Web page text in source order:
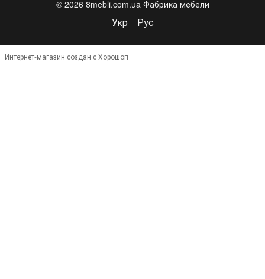
© 2026 8mebli.com.ua Фабрика мебели
Укр Рус
Интернет-магазин создан с Хорошоп